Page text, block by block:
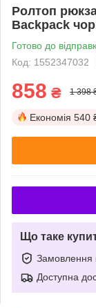
Ролтоп
Backpack
Готово до
Код: 1552347032
858 ₴ 1 398
Економія 540
Що таке
Замовлення
Доступна